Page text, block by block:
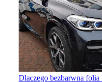
Dlaczego bezbarwna folia